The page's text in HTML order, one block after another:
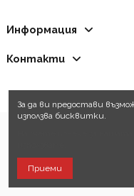
Информация
Контакти
За да ви предостави
използва бисквитки.
Приеми